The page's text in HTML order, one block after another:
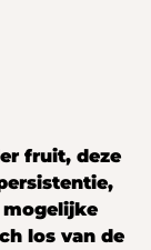
fruit, deze
mogelijke
los van de